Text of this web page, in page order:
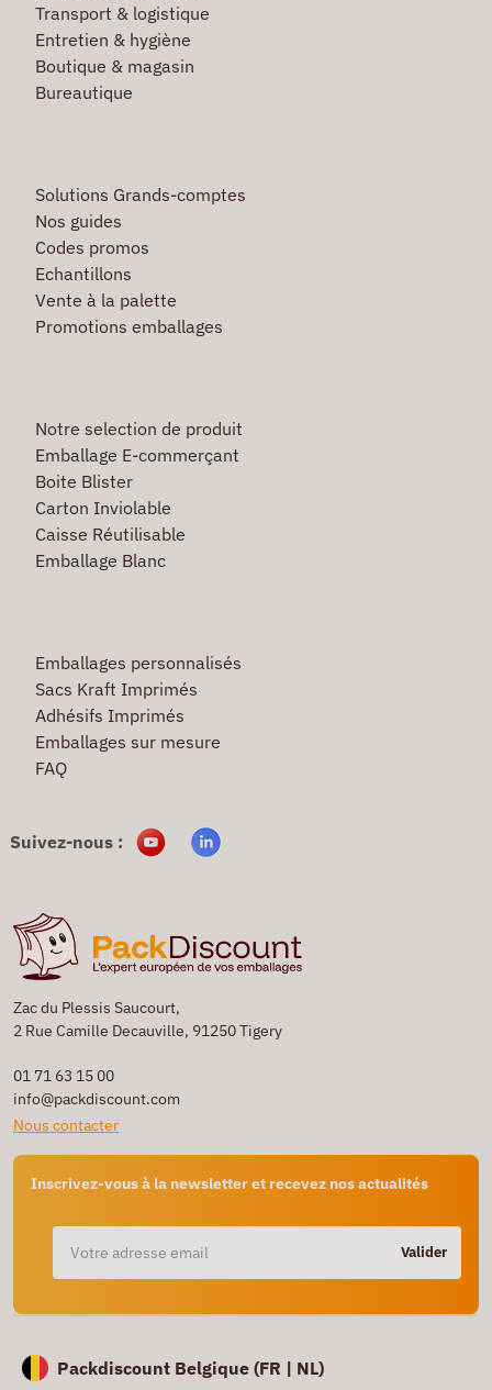
Zac du Plessis Saucourt,
2 Rue Camille Decauville, 91250 Tigery
01 71 63 15 00
info@packdiscount.com
Nous contacter
Inscrivez-vous à la newsletter et recevez nos actualités
Valider
Transport & logistique
Entretien & hygiène
Boutique & magasin
Bureautique
Solutions Grands-comptes
Nos guides
Codes promos
Echantillons
Vente à la palette
Promotions emballages
Notre selection de produit
Emballage E-commerçant
Boite Blister
Carton Inviolable
Caisse Réutilisable
Emballage Blanc
Emballages personnalisés
Sacs Kraft Imprimés
Adhésifs Imprimés
Emballages sur mesure
FAQ
Suivez-nous :
Packdiscount Belgique (FR | NL)